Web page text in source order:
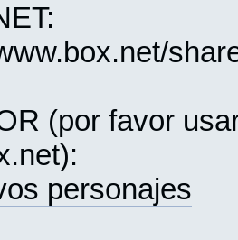
(por favor
personajes